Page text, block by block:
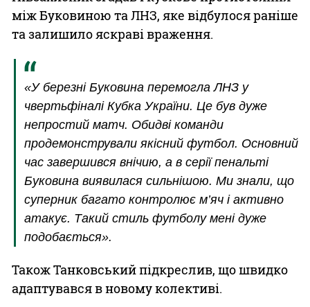
між Буковиною та ЛНЗ, яке відбулося раніше
та залишило яскраві враження.
«У березні Буковина перемогла ЛНЗ у
чвертьфіналі Кубка України. Це був дуже
непростий матч. Обидві команди
продемонстрували якісний футбол. Основний
час завершився внічию, а в серії пенальті
Буковина виявилася сильнішою. Ми знали, що
суперник багато контролює м’яч і активно
атакує. Такий стиль футболу мені дуже
подобається».
Також Танковський підкреслив, що швидко
адаптувався в новому колективі.